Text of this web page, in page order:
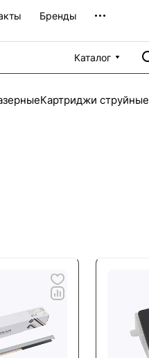
Бренды
Каталог
Картриджи струйные